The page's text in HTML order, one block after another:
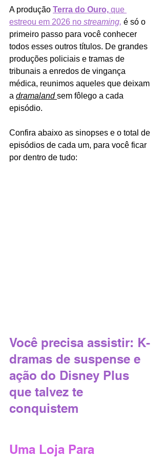
A produção Terra do Ouro, que
estreou em 2026 no streaming, é só o
primeiro passo para você conhecer
todos esses outros títulos. De grandes
produções policiais e tramas de
tribunais a enredos de vingança
médica, reunimos aqueles que deixam
a dramaland sem fôlego a cada
episódio.
Confira abaixo as sinopses e o total de
episódios de cada um, para você ficar
por dentro de tudo:
Você precisa assistir: K-
dramas de suspense e
ação do Disney Plus
que talvez te
conquistem
Uma Loja Para